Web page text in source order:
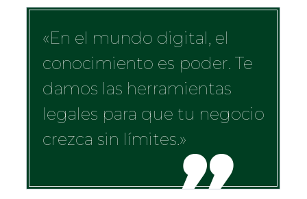
«En el mundo digital, el
conocimiento es poder. Te
damos las herramientas
legales para que tu negocio
crezca sin límites.»
